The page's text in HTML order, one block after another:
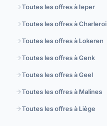
Toutes les offres à Ieper
Toutes les offres à Charleroi
Toutes les offres à Lokeren
Toutes les offres à Genk
Toutes les offres à Geel
Toutes les offres à Malines
Toutes les offres à Liège